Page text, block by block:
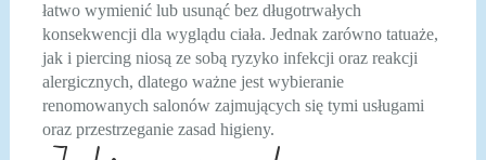
łatwo wymienić lub usunąć bez długotrwałych
konsekwencji dla wyglądu ciała. Jednak zarówno tatuaże,
jak i piercing niosą ze sobą ryzyko infekcji oraz reakcji
alergicznych, dlatego ważne jest wybieranie
renomowanych salonów zajmujących się tymi usługami
oraz przestrzeganie zasad higieny.